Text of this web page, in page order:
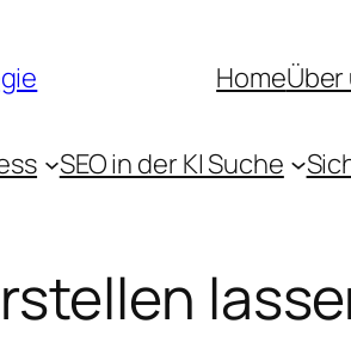
Home
SEO in der KI Suche